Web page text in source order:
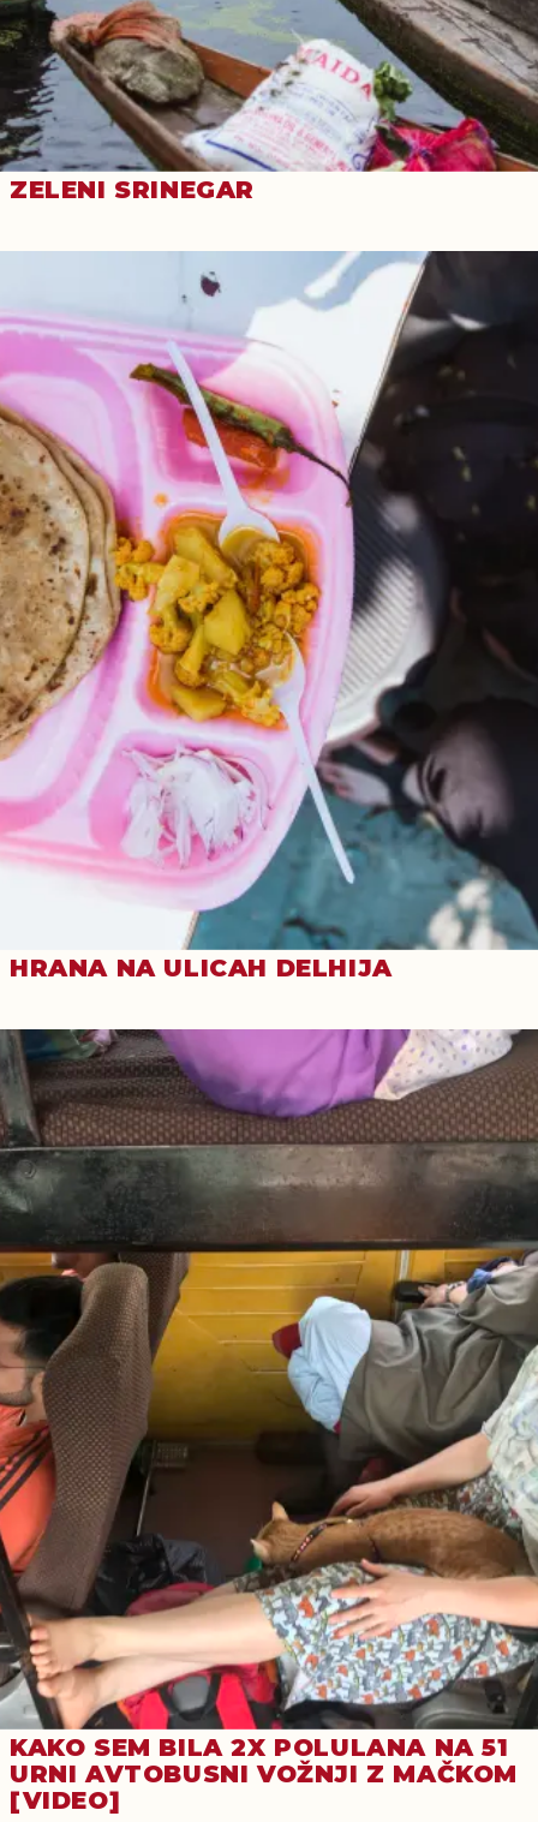
ZELENI SRINEGAR
HRANA NA ULICAH DELHIJA
KAKO SEM BILA 2X POLULANA NA 51
URNI AVTOBUSNI VOŽNJI Z MAČKOM
[VIDEO]